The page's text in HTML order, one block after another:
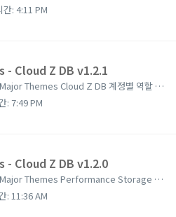
: 4:11 PM
- Cloud Z DB v1.2.1
Cloud Z DB v1.2.1 Major Themes Cloud Z DB 계정별 역할 및 기능 세분화 New Features Cloud Z DB 계정별 역할 및 기능 세분화 Fixed Features Mar...
: 7:49 PM
- Cloud Z DB v1.2.0
Cloud Z DB v1.2.0 Major Themes Performance Storage 지원 MariaDB 관리기능 추가 MariaDB 백업 New Features Performance Storage MariaDB 관리 MariaDB 백업 Mari...
: 11:36 AM